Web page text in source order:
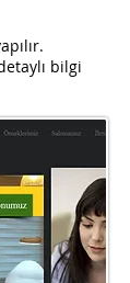
bilgi